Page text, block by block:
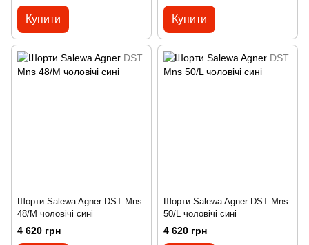
Купити Купити
Шорти Salewa Agner DST Mns
48/M чоловічі сині
4 620 грн
Шорти Salewa Agner DST Mns
50/L чоловічі сині
4 620 грн